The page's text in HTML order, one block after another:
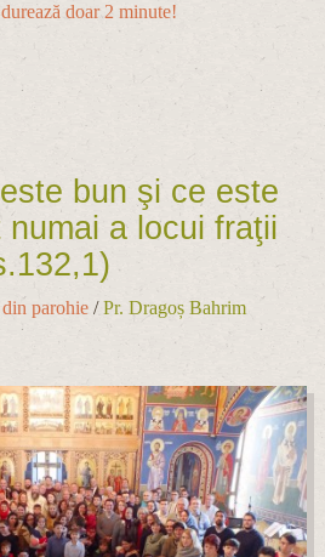
doar 2 minute!
bun şi ce este
a locui fraţii
parohie /Pr. Dragoș Bahrim